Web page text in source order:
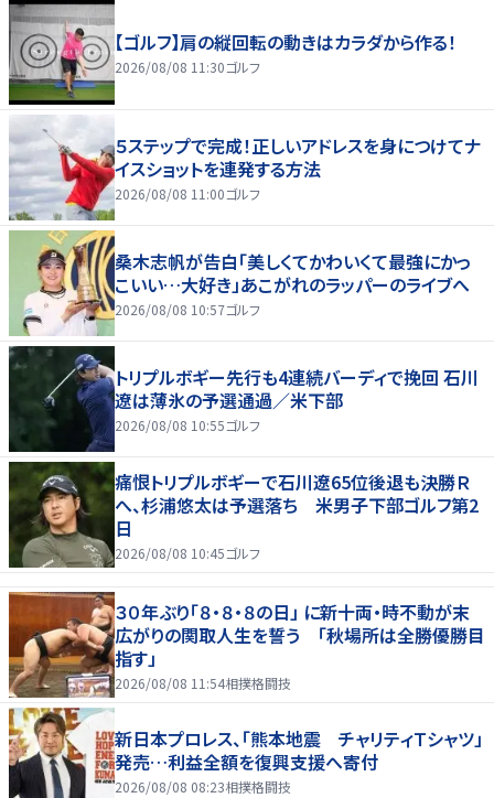
【ゴルフ】肩の縦回転の動きはカラダから作る！
2026/08/08 11:30ゴルフ
５ステップで完成！正しいアドレスを身につけてナ
イスショットを連発する方法
2026/08/08 11:00ゴルフ
桑木志帆が告白「美しくてかわいくて最強にかっ
こいい…大好き」あこがれのラッパーのライブへ
2026/08/08 10:57ゴルフ
トリプルボギー先行も4連続バーディで挽回 石川
遼は薄氷の予選通過／米下部
2026/08/08 10:55ゴルフ
痛恨トリプルボギーで石川遼65位後退も決勝Ｒ
へ、杉浦悠太は予選落ち 米男子下部ゴルフ第2
日
2026/08/08 10:45ゴルフ
３０年ぶり「８・８・８の日」 に新十両・時不動が末
広がりの関取人生を誓う 「秋場所は全勝優勝目
指す」
2026/08/08 11:54相撲格闘技
新日本プロレス、「熊本地震 チャリティＴシャツ」
発売…利益全額を復興支援へ寄付
2026/08/08 08:23相撲格闘技